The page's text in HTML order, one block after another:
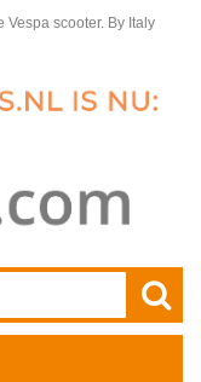
Vespa scooter. By Italy